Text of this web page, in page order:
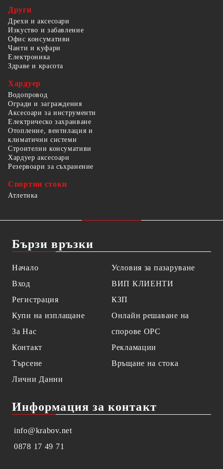
Други
Дрехи и аксесоари
Изкуство и забавление
Офис консумативи
Чанти и куфари
Електроника
Здраве и красота
Хардуер
Водопровод
Огради и заграждения
Аксесоари за инструменти
Електрическо захранване
Отопление, вентилация и
климатични системи
Строителни консумативи
Хардуер аксесоари
Резервоари за съхранение
Спортни стоки
Атлетика
Бързи връзки
Начало
Вход
Регистрация
Купи на изплащане
За Нас
Контакт
Търсене
Лични Данни
Условия за пазаруване
ВИП КЛИЕНТИ
КЗП
Онлайн решаване на
спорове OPC
Рекламации
Връщане на стока
Информация за контакт
info@krabov.net
0878 17 49 71